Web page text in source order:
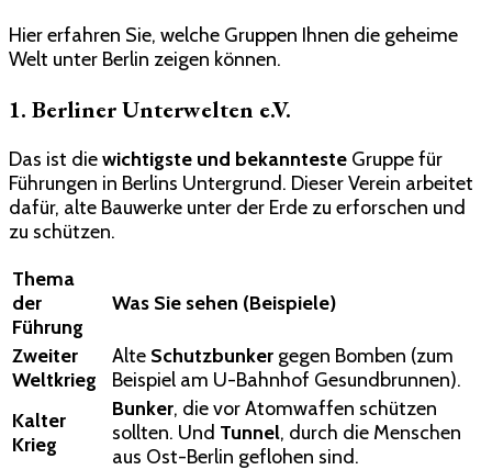
Hier erfahren Sie, welche Gruppen Ihnen die geheime
Welt unter Berlin zeigen können.
1. Berliner Unterwelten e.V.
Das ist diewichtigste und bekannteste Gruppe für
Führungen in Berlins Untergrund. Dieser Verein arbeitet
dafür, alte Bauwerke unter der Erde zu erforschen und
zu schützen.
Thema
der
Führung
Was Sie sehen (Beispiele)
Zweiter
Weltkrieg
Alte Schutzbunker gegen Bomben (zum
Beispiel am U-Bahnhof Gesundbrunnen).
Kalter
Krieg
Bunker, die vor Atomwaffen schützen
sollten. Und Tunnel, durch die Menschen
aus Ost-Berlin geflohen sind.